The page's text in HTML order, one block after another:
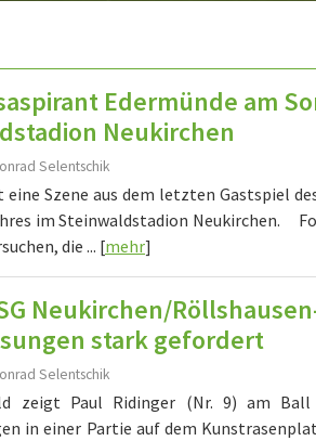
Edermünde am
Neukirchen
Selentschik
eine Szene aus dem letzten Gastspiel
im Steinwaldstadion Neukirchen.
die ... [mehr]
Neukirchen/
stark gefordert
Selentschik
zeigt Paul Ridinger (Nr. 9) am Ball
in einer Partie auf dem